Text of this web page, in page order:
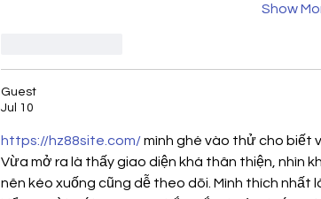
Show
Guest
Jul 10
https://hz88site.com/ mình ghé vào thử cho biết
Vừa mở ra là thấy giao diện khá thân thiện, nhìn
nên kéo xuống cũng dễ theo dõi. Mình thích nhất